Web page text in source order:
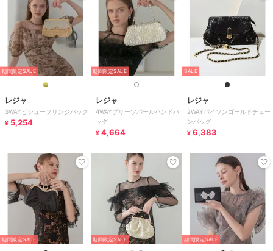
期間限定SALE
レジャ
3WAYビジューフリンジバッグ
¥ 5,254
期間限定SALE
レジャ
4WAYプリーツパールハンドバ
ッグ
¥ 4,664
SALE
レジャ
2WAYパイソンゴールドチェー
ンバッグ
¥ 6,383
期間限定SALE 期間限定SALE 期間限定SALE